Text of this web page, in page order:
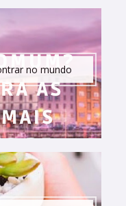
no mundo